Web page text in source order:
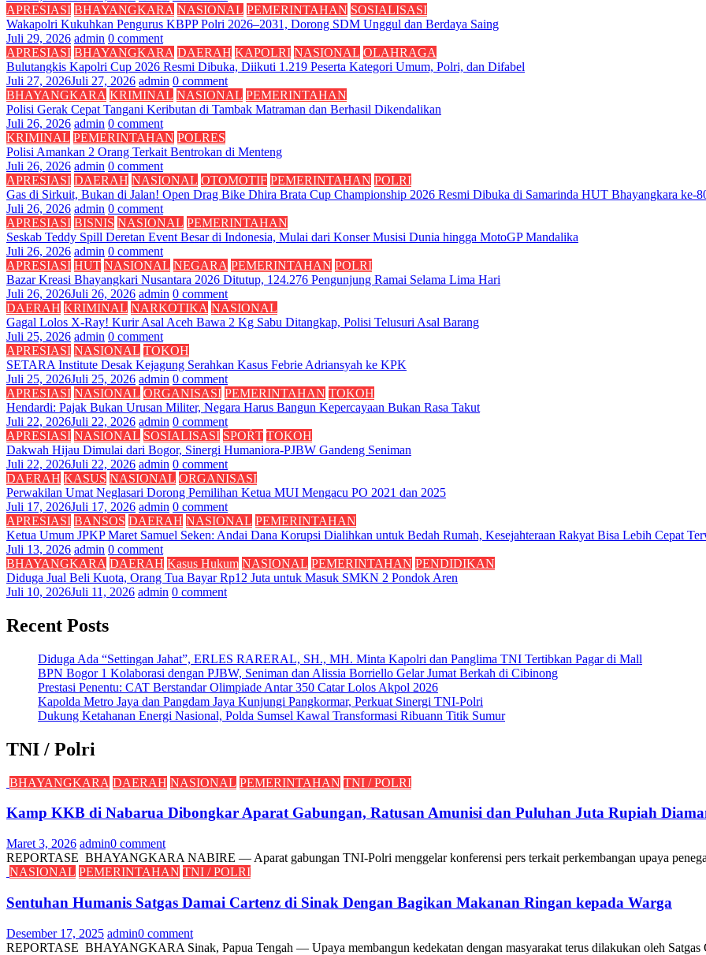
APRESIASI BHAYANGKARA NASIONAL PEMERINTAHAN SOSIALISASI
Wakapolri Kukuhkan Pengurus KBPP Polri 2026–2031, Dorong SDM Unggul dan Berdaya Saing
Juli 29, 2026 admin 0 comment
APRESIASI BHAYANGKARA DAERAH KAPOLRI NASIONAL OLAHRAGA
Bulutangkis Kapolri Cup 2026 Resmi Dibuka, Diikuti 1.219 Peserta Kategori Umum, Polri, dan Difabel
Juli 27, 2026Juli 27, 2026 admin 0 comment
BHAYANGKARA KRIMINAL NASIONAL PEMERINTAHAN
Polisi Gerak Cepat Tangani Keributan di Tambak Matraman dan Berhasil Dikendalikan
Juli 26, 2026 admin 0 comment
KRIMINAL PEMERINTAHAN POLRES
Polisi Amankan 2 Orang Terkait Bentrokan di Menteng
Juli 26, 2026 admin 0 comment
APRESIASI DAERAH NASIONAL OTOMOTIF PEMERINTAHAN POLRI
Gas di Sirkuit, Bukan di Jalan! Open Drag Bike Dhira Brata Cup Championship 2026 Resmi Dibuka di Samarinda HUT Bhayangkara ke-
Juli 26, 2026 admin 0 comment
APRESIASI BISNIS NASIONAL PEMERINTAHAN
Seskab Teddy Spill Deretan Event Besar di Indonesia, Mulai dari Konser Musisi Dunia hingga MotoGP Mandalika
Juli 26, 2026 admin 0 comment
APRESIASI HUT NASIONAL NEGARA PEMERINTAHAN POLRI
Bazar Kreasi Bhayangkari Nusantara 2026 Ditutup, 124.276 Pengunjung Ramai Selama Lima Hari
Juli 26, 2026Juli 26, 2026 admin 0 comment
DAERAH KRIMINAL NARKOTIKA NASIONAL
Gagal Lolos X-Ray! Kurir Asal Aceh Bawa 2 Kg Sabu Ditangkap, Polisi Telusuri Asal Barang
Juli 25, 2026 admin 0 comment
APRESIASI NASIONAL TOKOH
SETARA Institute Desak Kejagung Serahkan Kasus Febrie Adriansyah ke KPK
Juli 25, 2026Juli 25, 2026 admin 0 comment
APRESIASI NASIONAL ORGANISASI PEMERINTAHAN TOKOH
Hendardi: Pajak Bukan Urusan Militer, Negara Harus Bangun Kepercayaan Bukan Rasa Takut
Juli 22, 2026Juli 22, 2026 admin 0 comment
APRESIASI NASIONAL SOSIALISASI SPOŔT TOKOH
Dakwah Hijau Dimulai dari Bogor, Sinergi Humaniora-PJBW Gandeng Seniman
Juli 22, 2026Juli 22, 2026 admin 0 comment
DAERAH KASUS NASIONAL ORGANISASI
Perwakilan Umat Neglasari Dorong Pemilihan Ketua MUI Mengacu PO 2021 dan 2025
Juli 17, 2026Juli 17, 2026 admin 0 comment
APRESIASI BANSOS DAERAH NASIONAL PEMERINTAHAN
Ketua Umum JPKP Maret Samuel Seken: Andai Dana Korupsi Dialihkan untuk Bedah Rumah, Kesejahteraan Rakyat Bisa Lebih Cepat
Juli 13, 2026 admin 0 comment
BHAYANGKARA DAERAH Kasus Hukum NASIONAL PEMERINTAHAN PENDIDIKAN
Diduga Jual Beli Kuota, Orang Tua Bayar Rp12 Juta untuk Masuk SMKN 2 Pondok Aren
Juli 10, 2026Juli 11, 2026 admin 0 comment
Recent Posts
Diduga Ada “Settingan Jahat”, ERLES RARERAL, SH., MH. Minta Kapolri dan Panglima TNI Tertibkan Pagar di Mall
BPN Bogor 1 Kolaborasi dengan PJBW, Seniman dan Alissia Borriello Gelar Jumat Berkah di Cibinong
Prestasi Penentu: CAT Berstandar Olimpiade Antar 350 Catar Lolos Akpol 2026
Kapolda Metro Jaya dan Pangdam Jaya Kunjungi Pangkormar, Perkuat Sinergi TNI-Polri
Dukung Ketahanan Energi Nasional, Polda Sumsel Kawal Transformasi Ribuann Titik Sumur
TNI / Polri
BHAYANGKARA DAERAH NASIONAL PEMERINTAHAN TNI / POLRI
Kamp KKB di Nabarua Dibongkar Aparat Gabungan, Ratusan Amunisi dan Puluhan Juta Rupiah
Maret 3, 2026 admin0 comment
REPORTASE BHAYANGKARA NABIRE — Aparat gabungan TNI-Polri menggelar konferensi pers terkait perkembangan upaya
NASIONAL PEMERINTAHAN TNI / POLRI
Sentuhan Humanis Satgas Damai Cartenz di Sinak Dengan Bagikan Makanan Ringan kepada Warga
Desember 17, 2025 admin0 comment
REPORTASE BHAYANGKARA Sinak, Papua Tengah — Upaya membangun kedekatan dengan masyarakat terus dilakukan oleh Satgas